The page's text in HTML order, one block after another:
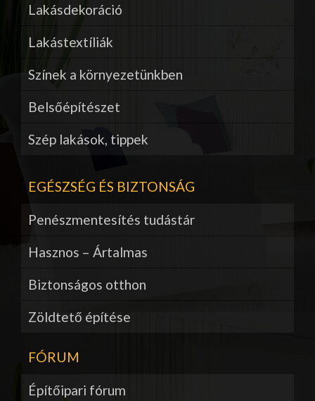
Lakásdekoráció
Lakástextíliák
Színek a környezetünkben
Belsőépítészet
Szép lakások, tippek
EGÉSZSÉG ÉS BIZTONSÁG
Penészmentesítés tudástár
Hasznos – Ártalmas
Biztonságos otthon
Zöldtető építése
FÓRUM
Építőipari fórum